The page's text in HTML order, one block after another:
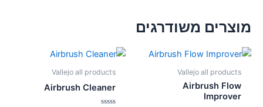
מוצרים משודרגים
Vallejo all products
Airbrush Flow
Improver
Vallejo all products
Airbrush Cleaner